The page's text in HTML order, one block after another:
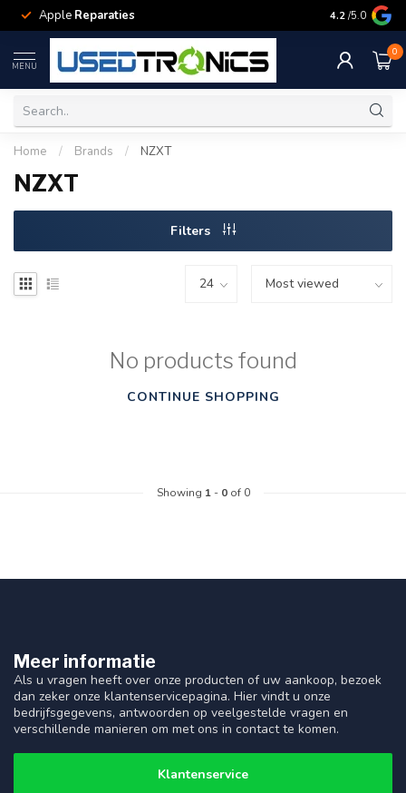
Apple Reparaties Samsung
4.2 /5.0
MENU
0
Home / Brands / NZXT
NZXT
Filters
No products found
CONTINUE SHOPPING
Showing 1- 0of 0
Meer informatie
Als u vragen heeft over onze producten of uw aankoop, bezoek
dan zeker onze klantenservicepagina. Hier vindt u onze
bedrijfsgegevens, antwoorden op veelgestelde vragen en
verschillende manieren om met ons in contact te komen.
Klantenservice